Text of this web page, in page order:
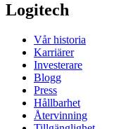
Logitech
Vår historia
Karriärer
Investerare
Blogg
Press
Hållbarhet
Återvinning